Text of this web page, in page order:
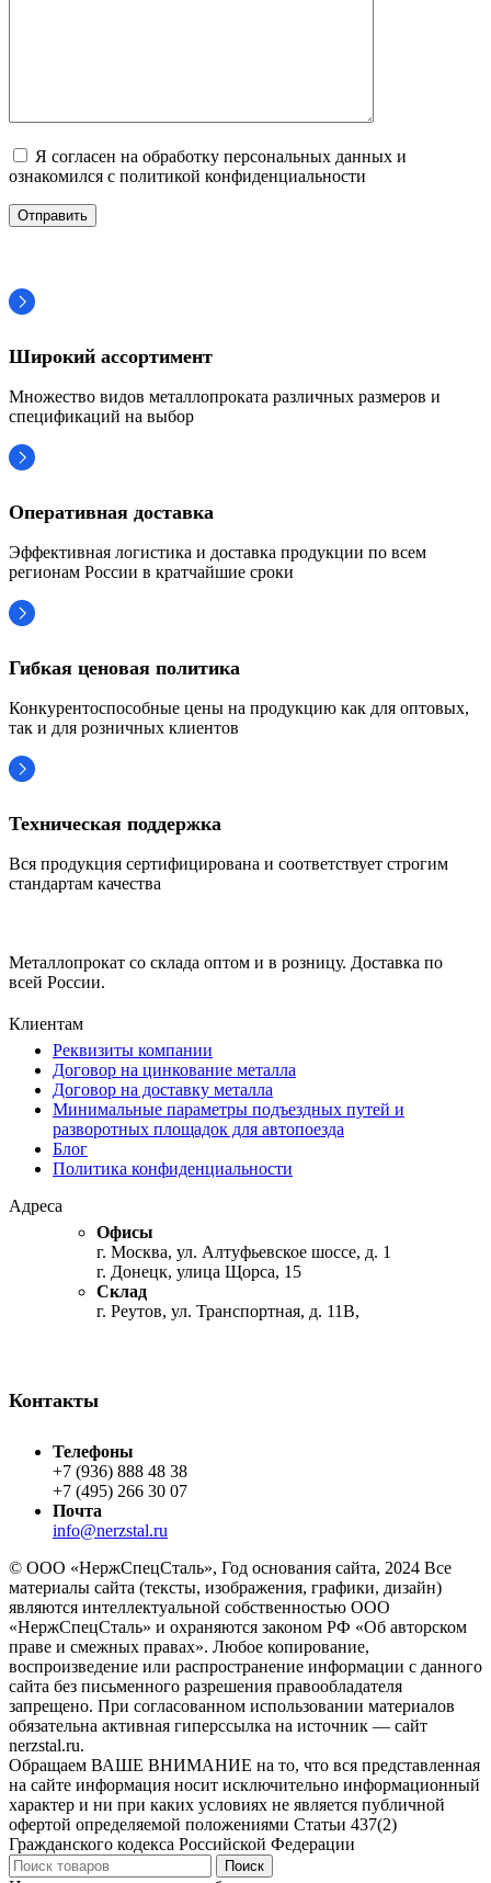
Я согласен на обработку персональных данных и
ознакомился с политикой конфиденциальности
Широкий ассортимент
Множество видов металлопроката различных размеров и
спецификаций на выбор
Оперативная доставка
Эффективная логистика и доставка продукции по всем
регионам России в кратчайшие сроки
Гибкая ценовая политика
Конкурентоспособные цены на продукцию как для оптовых,
так и для розничных клиентов
Техническая поддержка
Вся продукция сертифицирована и соответствует строгим
стандартам качества
Металлопрокат со склада оптом и в розницу. Доставка по
всей России.
Клиентам
Реквизиты компании
Договор на цинкование металла
Договор на доставку металла
Минимальные параметры подъездных путей и
разворотных площадок для автопоезда
Блог
Политика конфиденциальности
Адреса
Офисы
г. Москва, ул. Алтуфьевское шоссе, д. 1
г. Донецк, улица Щорса, 15
Склад
г. Реутов, ул. Транспортная, д. 11В,
Контакты
Телефоны
+7 (936) 888 48 38
+7 (495) 266 30 07
Почта
info@nerzstal.ru
© ООО «НержСпецСталь», Год основания сайта, 2024 Все
материалы сайта (тексты, изображения, графики, дизайн)
являются интеллектуальной собственностью ООО
«НержСпецСталь» и охраняются законом РФ «Об авторском
праве и смежных правах». Любое копирование,
воспроизведение или распространение информации с данного
сайта без письменного разрешения правообладателя
запрещено. При согласованном использовании материалов
обязательна активная гиперссылка на источник — сайт
nerzstal.ru.
Обращаем ВАШЕ ВНИМАНИЕ на то, что вся представленная
на сайте информация носит исключительно информационный
характер и ни при каких условиях не является публичной
офертой определяемой положениями Статьи 437(2)
Гражданского кодекса Российской Федерации
Поиск